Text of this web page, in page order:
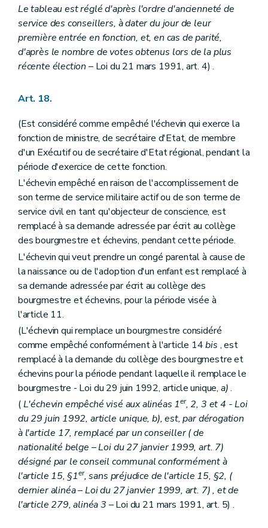
Le tableau est réglé d'après l'ordre d'ancienneté de
service des conseillers, à dater du jour de leur
première entrée en fonction, et, en cas de parité,
d'après le nombre de votes obtenus lors de la plus
récente élection – Loi du 21 mars 1991, art. 4) .
Art. 18.
(Est considéré comme empêché l'échevin qui exerce la
fonction de ministre, de secrétaire d'Etat, de membre
d'un Exécutif ou de secrétaire d'Etat régional, pendant la
période d'exercice de cette fonction.
L'échevin empêché en raison de l'accomplissement de
son terme de service militaire actif ou de son terme de
service civil en tant qu'objecteur de conscience, est
remplacé à sa demande adressée par écrit au collège
des bourgmestre et échevins, pendant cette période.
L'échevin qui veut prendre un congé parental à cause de
la naissance ou de l'adoption d'un enfant est remplacé à
sa demande adressée par écrit au collège des
bourgmestre et échevins, pour la période visée à
l'article 11.
(L'échevin qui remplace un bourgmestre considéré
comme empêché conformément à l'article 14bis , est
remplacé à la demande du collège des bourgmestre et
échevins pour la période pendant laquelle il remplace le
bourgmestre - Loi du 29 juin 1992, article unique, a).
(L'échevin empêché visé aux alinéas 1er, 2, 3 et 4 - Loi
du 29 juin 1992, article unique, b), est, par dérogation
à l'article 17, remplacé par un conseiller (de
nationalité belge – Loi du 27 janvier 1999, art. 7)
désigné par le conseil communal conformément à
l'article 15, §1er, sans préjudice de l'article 15, §2, (
dernier alinéa– Loi du 27 janvier 1999, art. 7) , et de
l'article 279, alinéa 3 – Loi du 21 mars 1991, art. 5) .